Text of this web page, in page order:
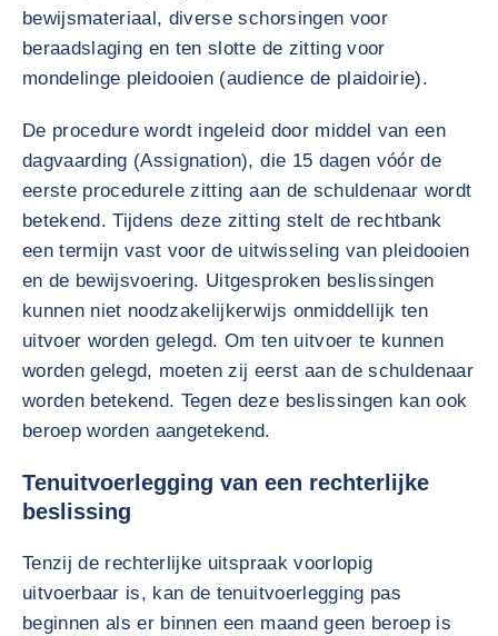
bewijsmateriaal, diverse schorsingen voor
beraadslaging en ten slotte de zitting voor
mondelinge pleidooien (audience de plaidoirie).
De procedure wordt ingeleid door middel van een
dagvaarding (Assignation), die 15 dagen vóór de
eerste procedurele zitting aan de schuldenaar wordt
betekend. Tijdens deze zitting stelt de rechtbank
een termijn vast voor de uitwisseling van pleidooien
en de bewijsvoering. Uitgesproken beslissingen
kunnen niet noodzakelijkerwijs onmiddellijk ten
uitvoer worden gelegd. Om ten uitvoer te kunnen
worden gelegd, moeten zij eerst aan de schuldenaar
worden betekend. Tegen deze beslissingen kan ook
beroep worden aangetekend.
Tenuitvoerlegging van een rechterlijke
beslissing
Tenzij de rechterlijke uitspraak voorlopig
uitvoerbaar is, kan de tenuitvoerlegging pas
beginnen als er binnen een maand geen beroep is